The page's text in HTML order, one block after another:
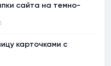
сайта на темно-
карточками с